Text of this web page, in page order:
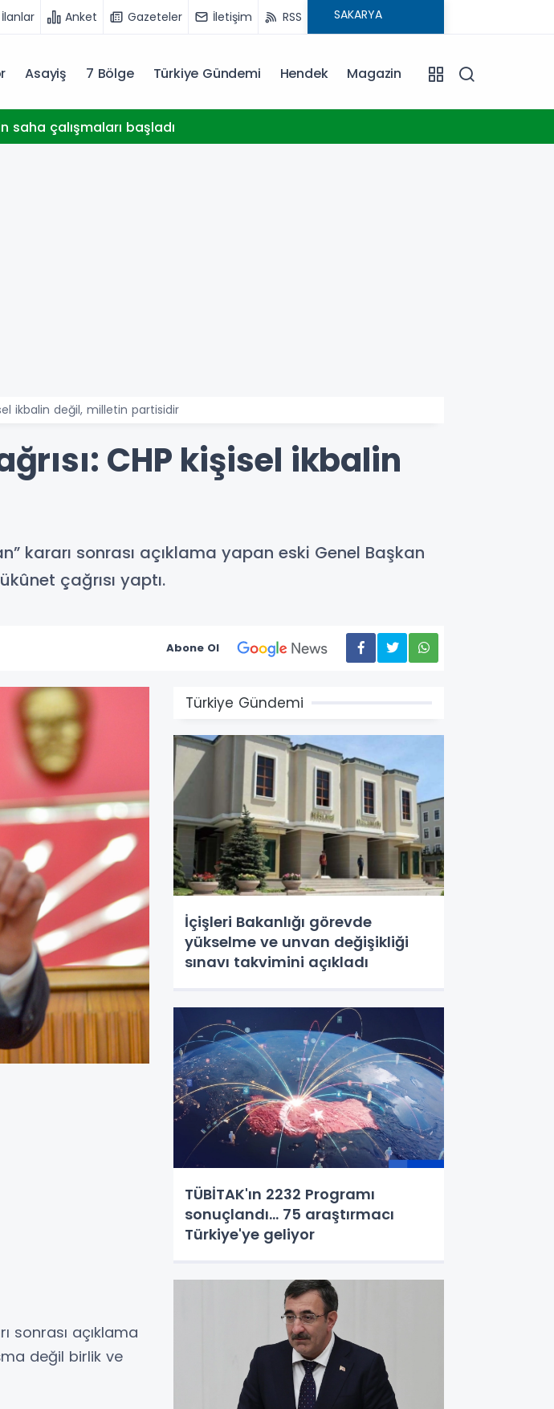
İlanlar Anket Gazeteler İletişim RSS
Asayiş 7 Bölge Türkiye Gündemi Hendek Magazin
saha çalışmaları başladı
ikbalin değil, milletin partisidir
CHP kişisel ikbalin
kararı sonrası açıklama yapan eski Genel Başkan
çağrısı yaptı.
Abone Ol
sonrası açıklama
değil birlik ve
Türkiye Gündemi
İçişleri Bakanlığı görevde
yükselme ve unvan değişikliği
sınavı takvimini açıkladı
TÜBİTAK'ın 2232 Programı
sonuçlandı... 75 araştırmacı
Türkiye'ye geliyor